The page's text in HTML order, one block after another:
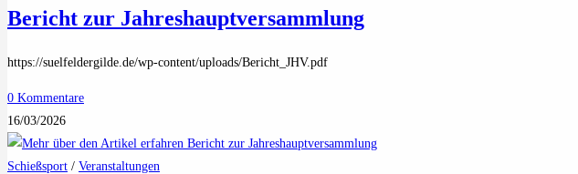
Bericht zur Jahreshauptversammlung
https://suelfeldergilde.de/wp-content/uploads/Bericht_JHV.pdf
0 Kommentare
16/03/2026
Schießsport / Veranstaltungen